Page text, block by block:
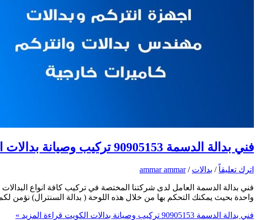
فني بدالة الدسمة 90905153 تركيب وصيانة بدالات الكويت
اترك تعليقاً / بدالات /
ammar ammar
فني بدالة الدسمة العامل لدى شركتنا المختصة في تركيب كافة انواع
واحدة بحيث يمكنك التحكم بها من خلال هذه اللوحة ( بدالة السنترال)
فني بدالة الدسمة 90905153 تركيب وصيانة بدالات الكويت قراءة المزيد »